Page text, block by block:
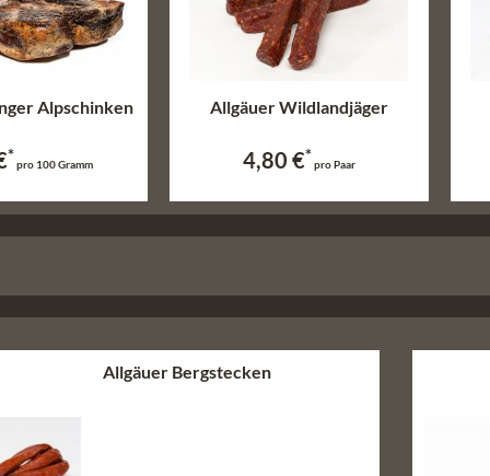
Alpschinken
*
pro 100 Gramm
Allgäuer Wildlandjäger
4,80 €*
pro Paar
Allgäuer Bergstecken